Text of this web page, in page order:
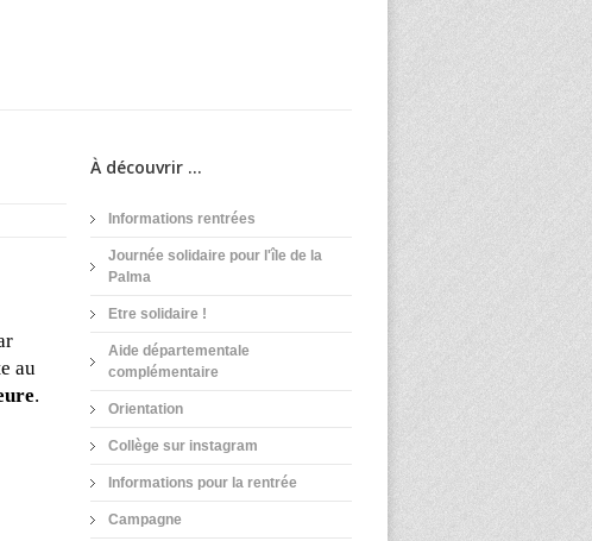
au
.
À découvrir ...
Informations rentrées
Journée solidaire pour l'île de la
Palma
Etre solidaire !
Aide départementale
complémentaire
Orientation
Collège sur instagram
Informations pour la rentrée
Campagne